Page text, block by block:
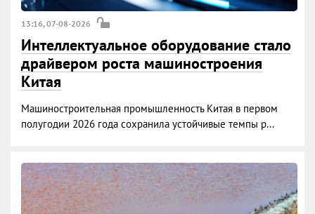
13:16, 07-08-2026
Интеллектуальное оборудование стало
драйвером роста машиностроения
Китая
Машиностроительная промышленность Китая в первом
полугодии 2026 года сохранила устойчивые темпы р...